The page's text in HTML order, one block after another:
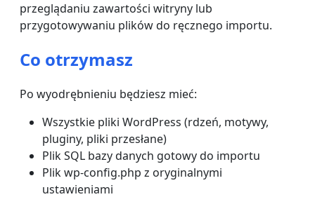
przeglądaniu zawartości witryny lub
przygotowywaniu plików do ręcznego importu.
Co otrzymasz
Po wyodrębnieniu będziesz mieć:
Wszystkie pliki WordPress (rdzeń, motywy,
pluginy, pliki przesłane)
Plik SQL bazy danych gotowy do importu
Plik wp-config.php z oryginalnymi
ustawieniami